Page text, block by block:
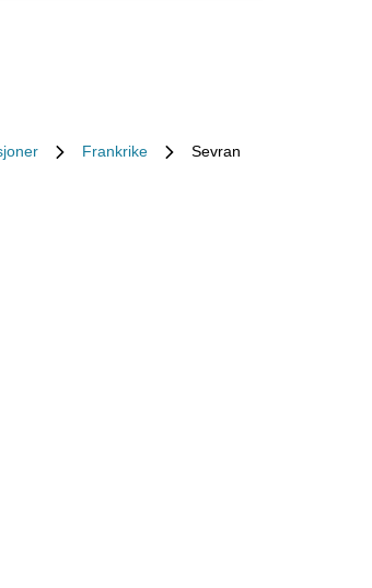
Frankrike Sevran